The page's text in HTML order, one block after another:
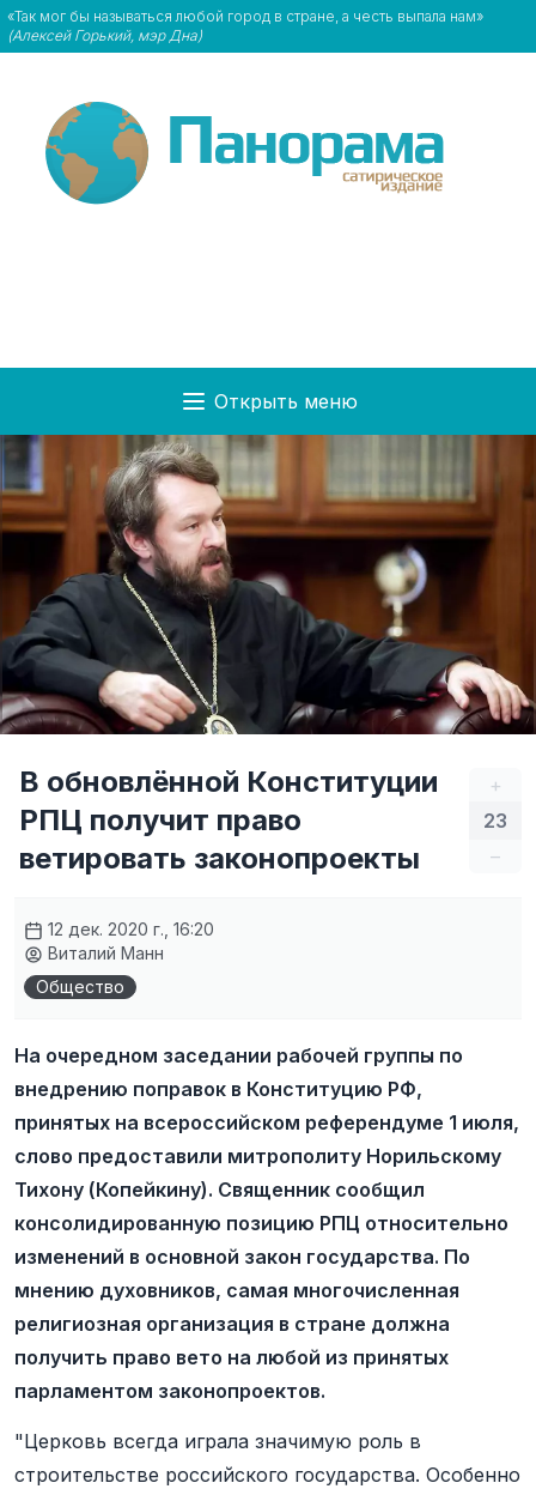
«Так мог бы называться любой город в стране, а честь выпала нам»
(Алексей Горький, мэр Дна)
Открыть меню
+
23
–
В обновлённой Конституции
РПЦ получит право
ветировать законопроекты
12 дек. 2020 г., 16:20
Виталий Манн
Общество
На очередном заседании рабочей группы по
внедрению поправок в Конституцию РФ,
принятых на всероссийском референдуме 1 июля,
слово предоставили митрополиту Норильскому
Тихону (Копейкину). Священник сообщил
консолидированную позицию РПЦ относительно
изменений в основной закон государства. По
мнению духовников, самая многочисленная
религиозная организация в стране должна
получить право вето на любой из принятых
парламентом законопроектов.
"Церковь всегда играла значимую роль в
строительстве российского государства. Особенно